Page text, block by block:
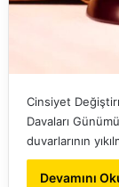
Cinsiyet
Davaları
duvarlarının
Devamını